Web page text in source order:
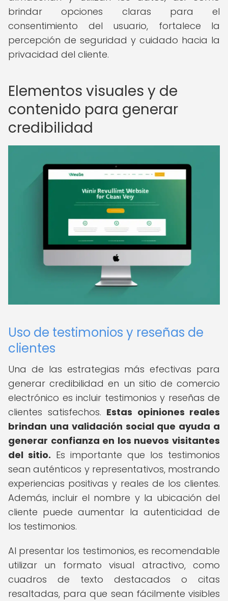
brindar opciones claras para el
consentimiento del usuario, fortalece la
percepción de seguridad y cuidado hacia la
privacidad del cliente.
Elementos visuales y de
contenido para generar
credibilidad
Uso de testimonios y reseñas de
clientes
Una de las estrategias más efectivas para
generar credibilidad en un sitio de comercio
electrónico es incluir testimonios y reseñas de
clientes satisfechos. Estas opiniones reales
brindan una validación social que ayuda a
generar confianza en los nuevos visitantes
del sitio. Es importante que los testimonios
sean auténticos y representativos, mostrando
experiencias positivas y reales de los clientes.
Además, incluir el nombre y la ubicación del
cliente puede aumentar la autenticidad de
los testimonios.
Al presentar los testimonios, es recomendable
utilizar un formato visual atractivo, como
cuadros de texto destacados o citas
resaltadas, para que sean fácilmente visibles